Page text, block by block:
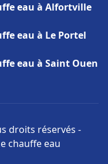
eau à Alfortville
eau à Le Portel
eau à Saint Ouen
droits réservés -
chauffe eau